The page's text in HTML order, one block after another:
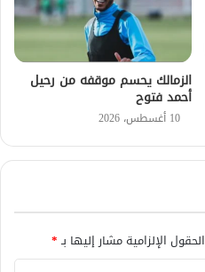
الزمالك يحسم موقفه من رحيل
أحمد فتوح
10 أغسطس، 2026
الحقول الإلزامية مشار إليها بـ*